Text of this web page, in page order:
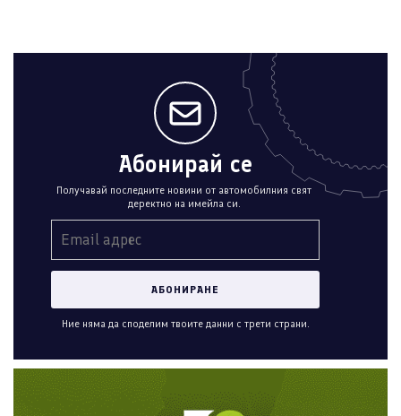
Абонирай се
Получавай последните новини от автомобилния свят
деректно на имейла си.
Ние няма да споделим твоите данни с трети страни.